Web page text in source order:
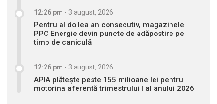
12:26 pm - 3 august, 2026
Pentru al doilea an consecutiv, magazinele
PPC Energie devin puncte de adăpostire pe
timp de caniculă
12:26 pm - 3 august, 2026
APIA plătește peste 155 milioane lei pentru
motorina aferentă trimestrului I al anului 2026